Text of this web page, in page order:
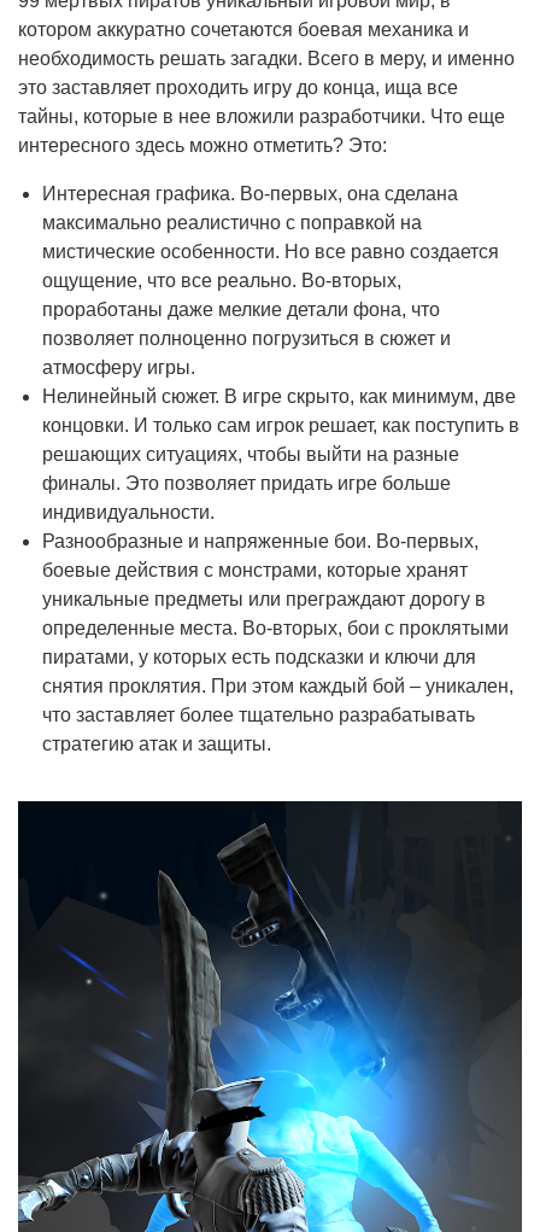
котором аккуратно сочетаются боевая механика и
необходимость решать загадки. Всего в меру, и именно
это заставляет проходить игру до конца, ища все
тайны, которые в нее вложили разработчики. Что еще
интересного здесь можно отметить? Это:
Интересная графика. Во-первых, она сделана
максимально реалистично с поправкой на
мистические особенности. Но все равно создается
ощущение, что все реально. Во-вторых,
проработаны даже мелкие детали фона, что
позволяет полноценно погрузиться в сюжет и
атмосферу игры.
Нелинейный сюжет. В игре скрыто, как минимум, две
концовки. И только сам игрок решает, как поступить в
решающих ситуациях, чтобы выйти на разные
финалы. Это позволяет придать игре больше
индивидуальности.
Разнообразные и напряженные бои. Во-первых,
боевые действия с монстрами, которые хранят
уникальные предметы или преграждают дорогу в
определенные места. Во-вторых, бои с проклятыми
пиратами, у которых есть подсказки и ключи для
снятия проклятия. При этом каждый бой – уникален,
что заставляет более тщательно разрабатывать
стратегию атак и защиты.